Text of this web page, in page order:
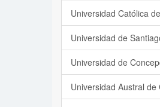
Universidad Católica
Universidad de
Universidad de
Universidad Austral de